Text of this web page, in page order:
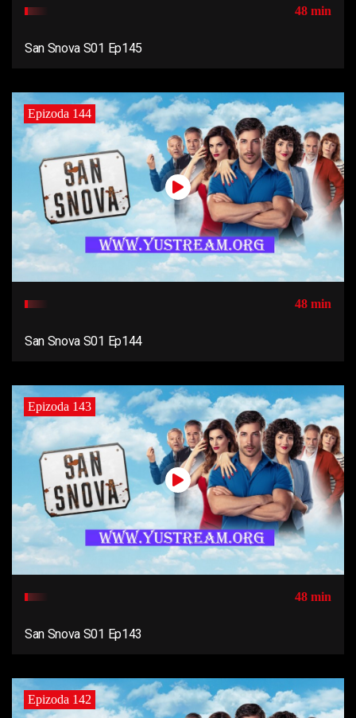
48 min
San Snova S01 Ep145
Epizoda 144
48 min
San Snova S01 Ep144
Epizoda 143
48 min
San Snova S01 Ep143
Epizoda 142